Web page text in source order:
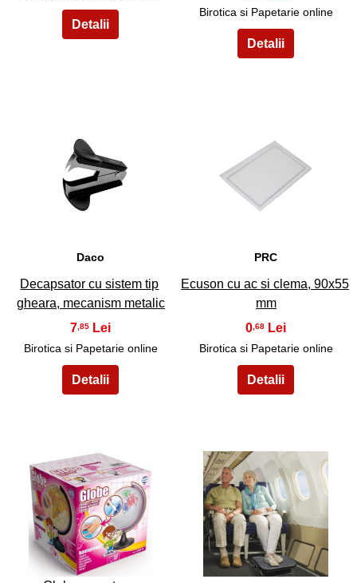
Birotica si Papetarie online
25
Daco
Decapsator cu sistem tip
gheara, mecanism metalic
7 ,85
Birotica si Papetarie online
PRC
Ecuson cu ac si clema, 90x55
mm
0 ,68
Birotica si Papetarie online
27 28